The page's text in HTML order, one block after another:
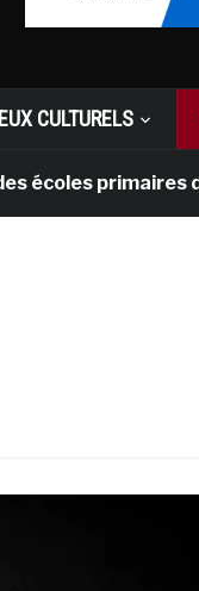
CULTURELS
primaires des